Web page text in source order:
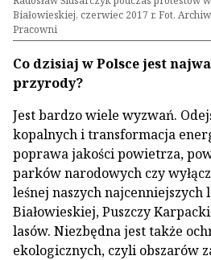
Białowieskiej, czerwiec 2017 r. Fot.
Pracowni
Co dzisiaj w Polsce jest
przyrody?
Jest bardzo wiele wyzwań.
kopalnych i transformacja
poprawa jakości powietrza,
parków narodowych czy
leśnej naszych najcenniejszych
Białowieskiej, Puszczy
lasów. Niezbędna jest także
ekologicznych, czyli obszarów